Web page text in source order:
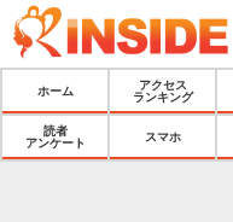
ホーム
アクセス
ランキング
読者
アンケート
スマホ